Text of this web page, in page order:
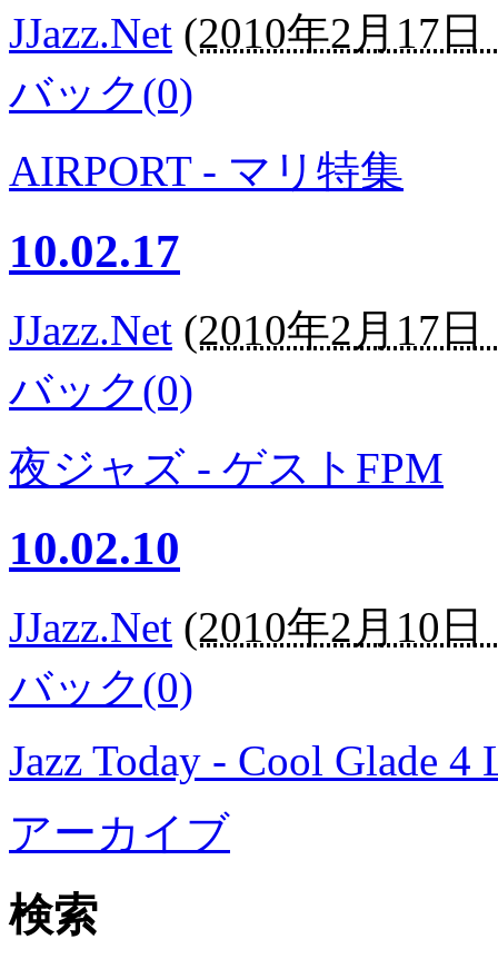
JJazz.Net (2010年2月17日
バック(0)
AIRPORT - マリ特集
10.02.17
JJazz.Net (2010年2月17日
バック(0)
夜ジャズ - ゲストFPM
10.02.10
JJazz.Net (2010年2月10日
バック(0)
Jazz Today - Cool Glade 4
アーカイブ
検索